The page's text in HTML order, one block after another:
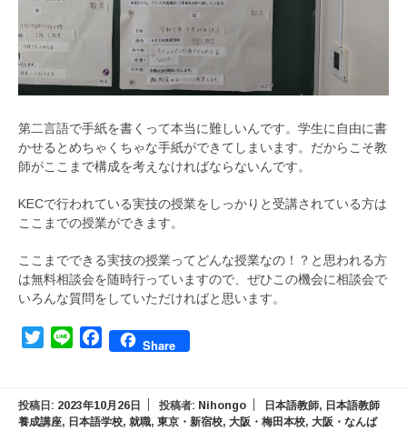
第二言語で手紙を書くって本当に難しいんです。学生に自由に書
かせるとめちゃくちゃな手紙ができてしまいます。だからこそ教
師がここまで構成を考えなければならないんです。
KECで行われている実技の授業をしっかりと受講されている方は
ここまでの授業ができます。
ここまでできる実技の授業ってどんな授業なの！？と思われる方
は無料相談会を随時行っていますので、ぜひこの機会に相談会で
いろんな質問をしていただければと思います。
TwitterLine FacebookShare
投稿日: 2023年10月26日 投稿者: Nihongo 日本語教師, 日本語教師
養成講座, 日本語学校, 就職, 東京・新宿校, 大阪・梅田本校, 大阪・なんば